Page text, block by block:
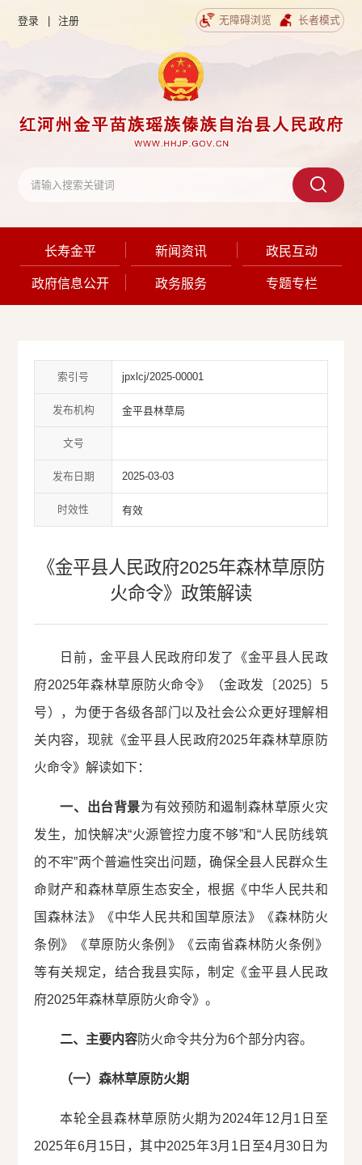
登录 | 注册 无障碍浏览 长者模式
长寿金平 新闻资讯 政民互动
政府信息公开 政务服务 专题专栏
索引号 jpxlcj/2025-00001
发布机构 金平县林草局
文号
发布日期 2025-03-03
时效性 有效
《金平县人民政府2025年森林草原防
火命令》政策解读
日前，金平县人民政府印发了《金平县人民政
府2025年森林草原防火命令》（金政发〔2025〕5
号），为便于各级各部门以及社会公众更好理解相
关内容，现就《金平县人民政府2025年森林草原防
火命令》解读如下：
一、出台背景为有效预防和遏制森林草原火灾
发生，加快解决“火源管控力度不够”和“人民防线筑
的不牢”两个普遍性突出问题，确保全县人民群众生
命财产和森林草原生态安全，根据《中华人民共和
国森林法》《中华人民共和国草原法》《森林防火
条例》《草原防火条例》《云南省森林防火条例》
等有关规定，结合我县实际，制定《金平县人民政
府2025年森林草原防火命令》。
二、主要内容防火命令共分为6个部分内容。
（一）森林草原防火期
本轮全县森林草原防火期为2024年12月1日至
2025年6月15日，其中2025年3月1日至4月30日为